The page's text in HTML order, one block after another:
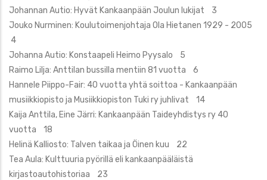
Johannan Autio: Hyvät Kankaanpään Joulun lukijat 3
Jouko Nurminen: Koulutoimenjohtaja Ola Hietanen 1929 - 2005
4
Johanna Autio: Konstaapeli Heimo Pyysalo 5
Raimo Lilja: Anttilan bussilla mentiin 81 vuotta 6
Hannele Piippo-Fair: 40 vuotta yhtä soittoa - Kankaanpään
musiikkiopisto ja Musiikkiopiston Tuki ry juhlivat 14
Kaija Anttila, Eine Järri: Kankaanpään Taideyhdistys ry 40
vuotta 18
Helinä Kalliosto: Talven taikaa ja Öinen kuu 22
Tea Aula: Kulttuuria pyörillä eli kankaanpääläistä
kirjastoautohistoriaa 23